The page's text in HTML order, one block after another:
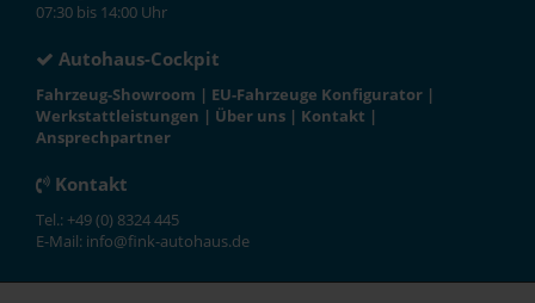
07:30 bis 14:00 Uhr
Autohaus-Cockpit
Fahrzeug-Showroom | EU-Fahrzeuge Konfigurator |
Werkstattleistungen | Über uns | Kontakt |
Ansprechpartner
Kontakt
Tel.: +49 (0) 8324 445
E-Mail: info@fink-autohaus.de